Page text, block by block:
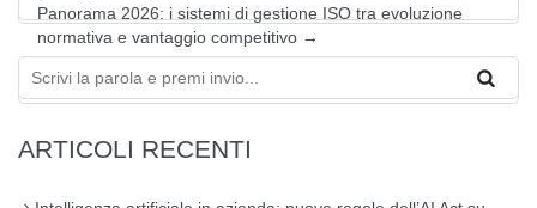
Panorama 2026: i sistemi di gestione ISO tra evoluzione
normativa e vantaggio competitivo →
ARTICOLI RECENTI